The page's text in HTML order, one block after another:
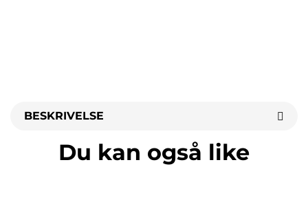
BESKRIVELSE
Du kan også like